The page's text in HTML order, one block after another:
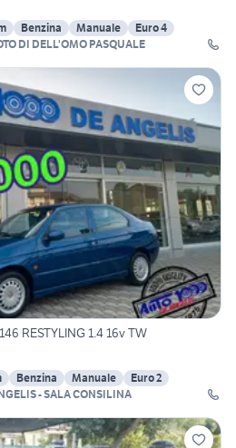
Benzina Manuale
Euro 4
DI DELL'OMO PASQUALE
RESTYLING 1.4 16v TW
Benzina Manuale
Euro 2
- SALA CONSILINA